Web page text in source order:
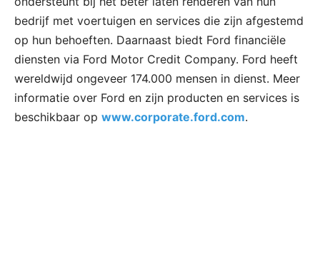
bedrijf met voertuigen en services die zijn afgestemd
op hun behoeften. Daarnaast biedt Ford financiële
diensten via Ford Motor Credit Company. Ford heeft
wereldwijd ongeveer 174.000 mensen in dienst. Meer
informatie over Ford en zijn producten en services is
beschikbaar op www.corporate.ford.com.